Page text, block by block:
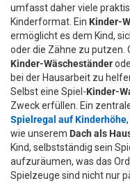
umfasst daher viele
Kinderformat. Ein Kinder-
ermöglicht es dem Kind,
oder die Zähne zu putzen.
Kinder-Wäscheständer
bei der Hausarbeit zu
Selbst eine Spiel-Kinder-
Zweck erfüllen. Ein
Spielregal auf Kinderhöhe
wie unserem Dach als
Kind, selbstständig sein
aufzuräumen, was das
Spielzeuge sind nicht nur